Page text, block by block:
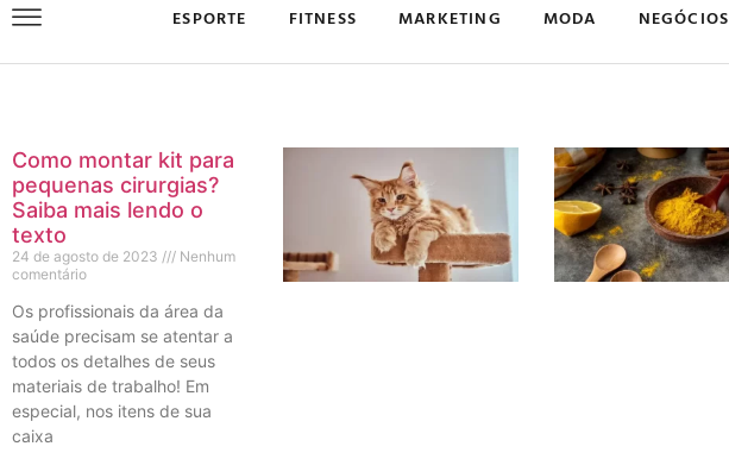
ESPORTE FITNESS MARKETING MODA NEGÓCIOS
Como montar kit para
pequenas cirurgias?
Saiba mais lendo o
texto
24 de agosto de 2023
Nenhum
comentário
Os profissionais da área da
saúde precisam se atentar a
todos os detalhes de seus
materiais de trabalho! Em
especial, nos itens de sua
caixa